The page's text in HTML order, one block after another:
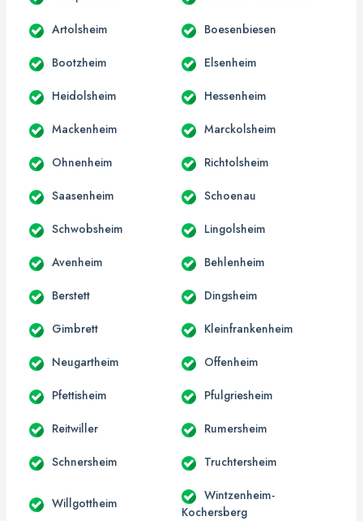
Artolsheim Boesenbiesen
Bootzheim Elsenheim
Heidolsheim Hessenheim
Mackenheim Marckolsheim
Ohnenheim Richtolsheim
Saasenheim Schoenau
Schwobsheim Lingolsheim
Avenheim Behlenheim
Berstett Dingsheim
Gimbrett Kleinfrankenheim
Neugartheim Offenheim
Pfettisheim Pfulgriesheim
Reitwiller Rumersheim
Schnersheim Truchtersheim
Willgottheim
Wintzenheim-
Kochersberg